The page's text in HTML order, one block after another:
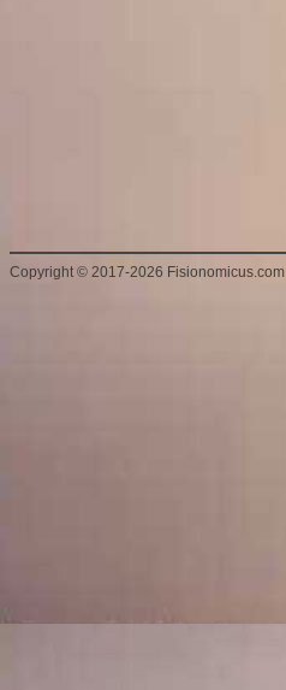
Copyright © 2017-2026 Fisionomicus.com